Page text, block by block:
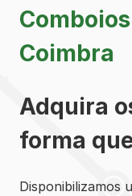
Coimbra
Adquira
forma
Disponibilizamos